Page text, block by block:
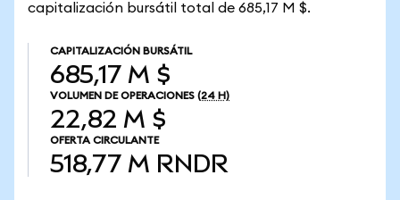
capitalización bursátil total de 685,17 M $.
CAPITALIZACIÓN BURSÁTIL
685,17 M $
VOLUMEN DE OPERACIONES (24 H)
22,82 M $
OFERTA CIRCULANTE
518,77 M RNDR